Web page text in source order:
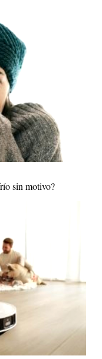
sin motivo?